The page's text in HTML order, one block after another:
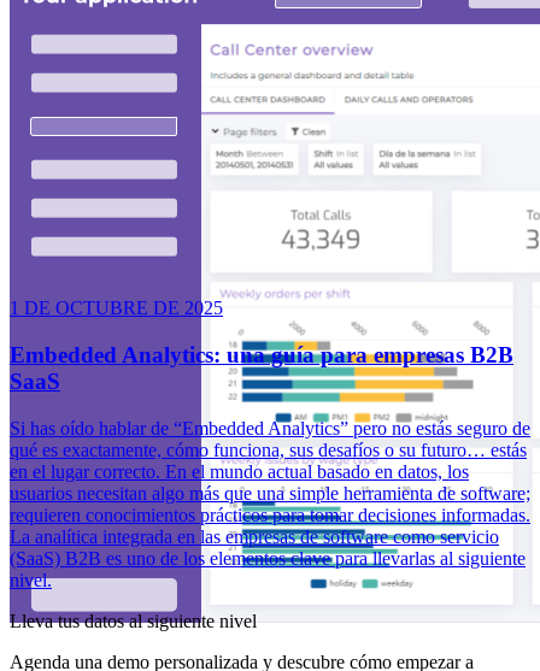
1 DE OCTUBRE DE 2025
Embedded Analytics: una guía para empresas B2B
SaaS
Si has oído hablar de “Embedded Analytics” pero no estás seguro de
qué es exactamente, cómo funciona, sus desafíos o su futuro… estás
en el lugar correcto. En el mundo actual basado en datos, los
usuarios necesitan algo más que una simple herramienta de software;
requieren conocimientos prácticos para tomar decisiones informadas.
La analítica integrada en las empresas de software como servicio
(SaaS) B2B es uno de los elementos clave para llevarlas al siguiente
nivel.
Lleva tus datos al siguiente nivel
Agenda una demo personalizada y descubre cómo empezar a